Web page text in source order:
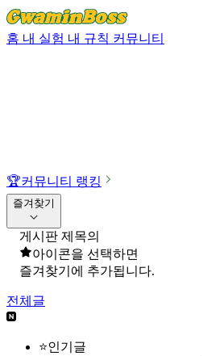
홈 내 실험 내 규칙 커뮤니티
🏆커뮤니티 랭킹
즐겨찾기
게시판 제목의
아이콘을 선택하면
즐겨찾기에 추가됩니다.
전체글
⭐인기글